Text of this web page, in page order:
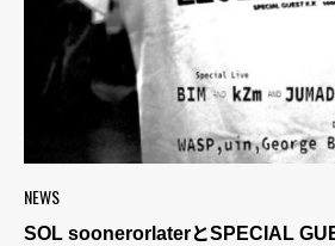
NEWS
SOL soonerorlaterとSPECIAL